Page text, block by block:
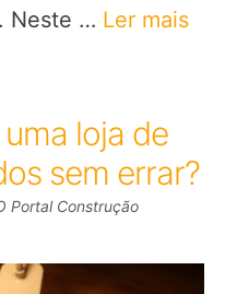
Neste … Ler mais
loja de
sem errar?
Portal Construção